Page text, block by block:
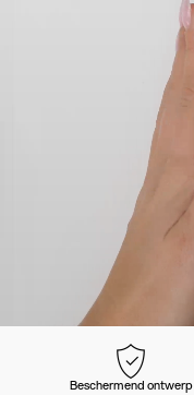
Beschermend ontwerp